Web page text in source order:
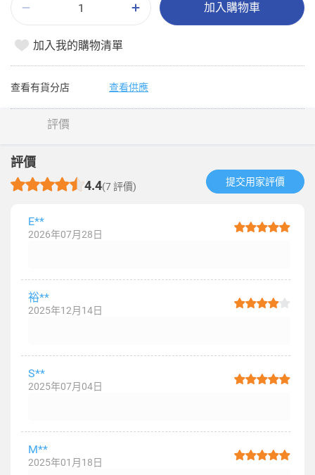
加入購物車
加入我的購物清單
查看有貨分店 查看供應
評價
評價
4.4(7 評價) 提交用家評價​
E**
2026年07月28日
裕**
2025年12月14日
S**
2025年07月04日
M**
2025年01月18日